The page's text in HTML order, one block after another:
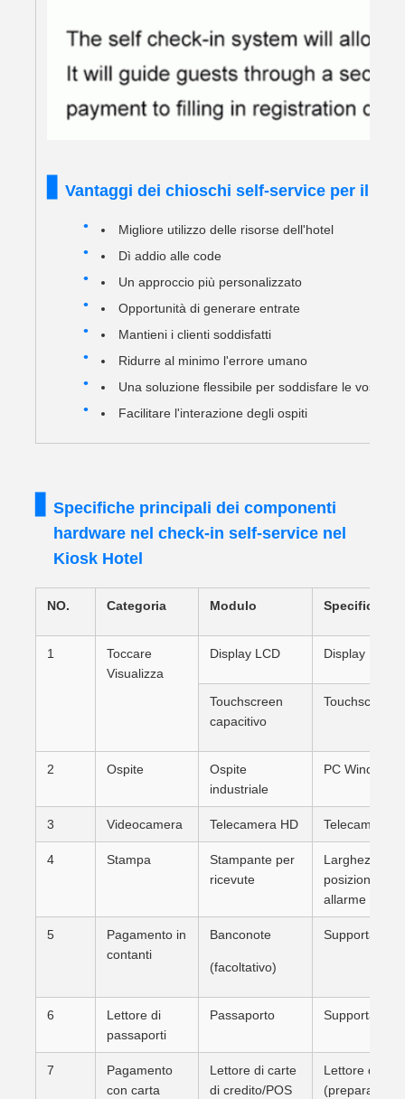
Vantaggi dei chioschi self-service per il
Migliore utilizzo delle risorse dell'hotel
Dì addio alle code
Un approccio più personalizzato
Opportunità di generare entrate
Mantieni i clienti soddisfatti
Ridurre al minimo l'errore umano
Una soluzione flessibile per soddisfare le vostre
Facilitare l'interazione degli ospiti
Specifiche principali dei componenti
hardware nel check-in self-service nel
Kiosk Hotel
NO. Categoria Modulo Specifica
1
Toccare
Visualizza
Display LCD Display LCD
Touchscreen
capacitivo
Touchscreen
2 Ospite
Ospite
industriale
PC Windows
3 Videocamera Telecamera HD Telecamera
4 Stampa
Stampante per
ricevute
Larghezza
posizionare
allarme per
5
Pagamento in
contanti
Banconote
(facoltativo)
Supporta la
6
Lettore di
passaporti
Passaporto Supporta il
7
Pagamento
con carta
Lettore di carte
di credito/POS
Lettore di